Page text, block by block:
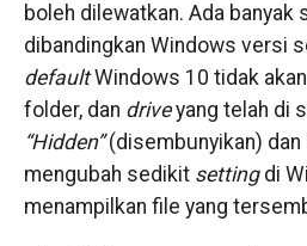
boleh dilewatkan. Ada banyak
dibandingkan Windows versi
defaultWindows 10 tidak
folder, dan driveyang telah di
“Hidden”(disembunyikan) dan
mengubah sedikitsettingdi
menampilkan file yang